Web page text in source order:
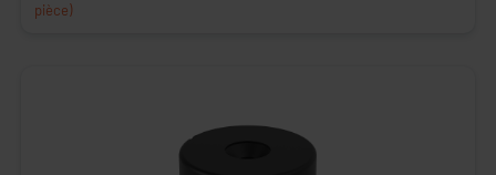
pièce)